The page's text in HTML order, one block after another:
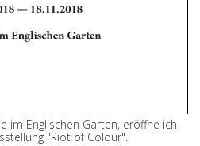
im Englischen Garten, eröffne ich
"Riot of Colour".